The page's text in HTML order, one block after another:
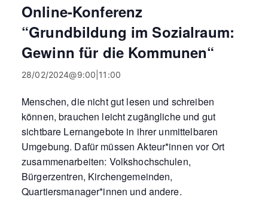
Online-Konferenz
“Grundbildung im Sozialraum:
Gewinn für die Kommunen“
28/02/2024@9:00 11:00
Menschen, die nicht gut lesen und schreiben
können, brauchen leicht zugängliche und gut
sichtbare Lernangebote in ihrer unmittelbaren
Umgebung. Dafür müssen Akteur*innen vor Ort
zusammenarbeiten: Volkshochschulen,
Bürgerzentren, Kirchengemeinden,
Quartiersmanager*innen und andere.